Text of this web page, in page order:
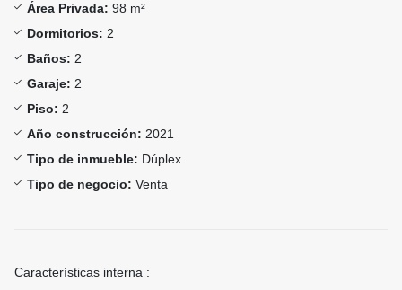
Área Privada: 98 m²
Dormitorios: 2
Baños: 2
Garaje: 2
Piso: 2
Año construcción: 2021
Tipo de inmueble: Dúplex
Tipo de negocio: Venta
Características interna :